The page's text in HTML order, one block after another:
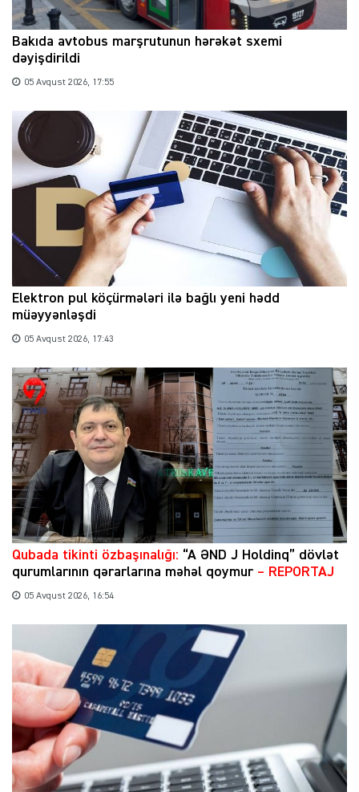
Bakıda avtobus marşrutunun hərəkət sxemi
dəyişdirildi
05 Avqust 2026, 17:55
Elektron pul köçürmələri ilə bağlı yeni hədd
müəyyənləşdi
05 Avqust 2026, 17:43
Qubada tikinti özbaşınalığı: “A ƏND J Holdinq” dövlət
qurumlarının qərarlarına məhəl qoymur – REPORTAJ
05 Avqust 2026, 16:54